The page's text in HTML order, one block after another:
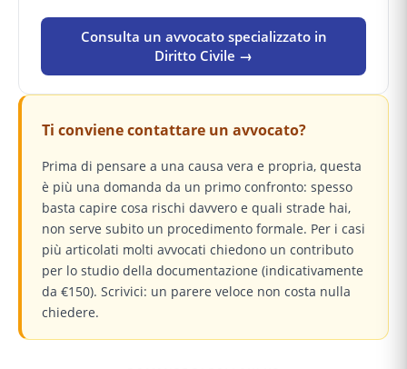
Consulta un avvocato specializzato in
Diritto Civile →
Ti conviene contattare un avvocato?
Prima di pensare a una causa vera e propria, questa
è più una domanda da un primo confronto: spesso
basta capire cosa rischi davvero e quali strade hai,
non serve subito un procedimento formale. Per i casi
più articolati molti avvocati chiedono un contributo
per lo studio della documentazione (indicativamente
da €150). Scrivici: un parere veloce non costa nulla
chiedere.